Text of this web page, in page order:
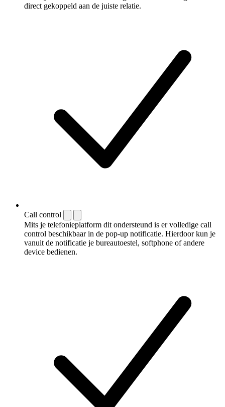
direct gekoppeld aan de juiste relatie.
Call control
Mits je telefonieplatform dit ondersteund is er volledige call
control beschikbaar in de pop-up notificatie. Hierdoor kun je
vanuit de notificatie je bureautoestel, softphone of andere
device bedienen.